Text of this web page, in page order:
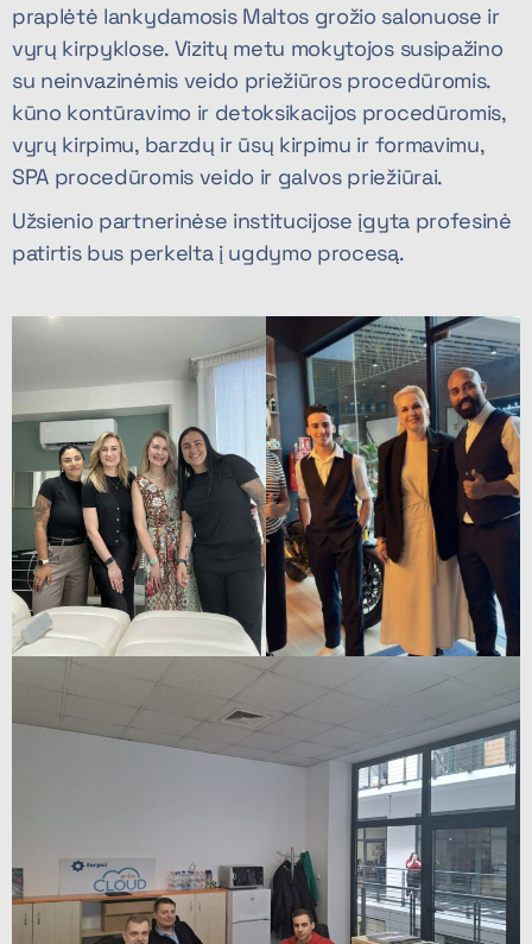
praplėtė lankydamosis Maltos grožio salonuose ir
vyrų kirpyklose. Vizitų metu mokytojos susipažino
su neinvazinėmis veido priežiūros procedūromis.
kūno kontūravimo ir detoksikacijos procedūromis,
vyrų kirpimu, barzdų ir ūsų kirpimu ir formavimu,
SPA procedūromis veido ir galvos priežiūrai.
Užsienio partnerinėse institucijose įgyta profesinė
patirtis bus perkelta į ugdymo procesą.